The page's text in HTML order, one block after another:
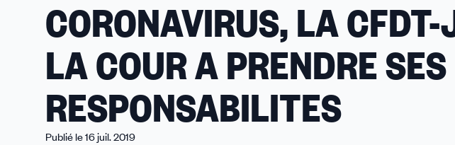
êtes
ici
CFDT-
JF
EXHORTE
COUR
A
CORONAVIRUS, LA
LA COUR A PRENDRE SES
RESPONSABILITES
Publié le 16 juil. 2019